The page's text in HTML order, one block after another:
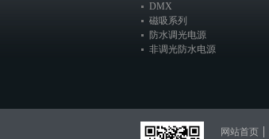
DMX
磁吸系列
防水调光电源
非调光防水电源
网站首页